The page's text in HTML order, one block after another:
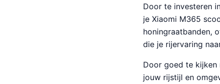
Door te investeren
je Xiaomi M365
honingraatbanden,
die je rijervaring
Door goed te kijken
jouw rijstijl en